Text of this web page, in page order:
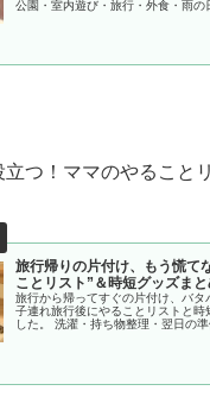
公園・室内遊び・旅行・外食・雨の
つ！ママのやること
旅行帰りの片付け、もう慌て
ことリスト”＆時短グッズま
旅行から帰ってすぐの片付け、バタ
子連れ旅行後にやることリストと時
した。 洗濯・持ち物整理・翌日の